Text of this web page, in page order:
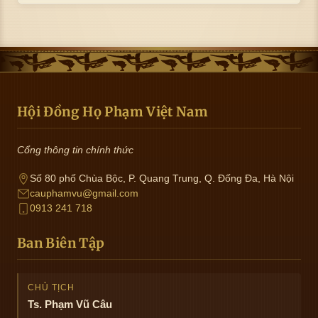
Hội Đồng Họ Phạm Việt Nam
Cổng thông tin chính thức
Số 80 phố Chùa Bộc, P. Quang Trung, Q. Đống Đa, Hà Nội
cauphamvu@gmail.com
0913 241 718
Ban Biên Tập
CHỦ TỊCH
Ts. Phạm Vũ Câu